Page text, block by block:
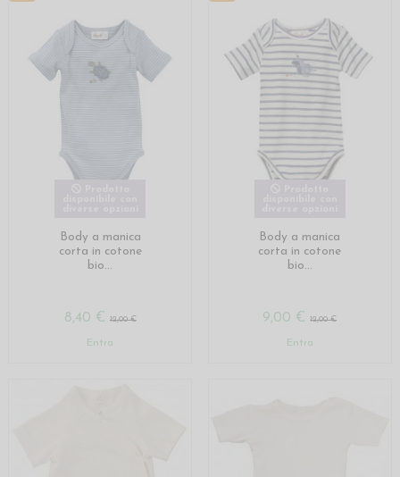
Body a manica
corta in cotone
bio...
8,40 € 12,00 €
Entra
Body a manica
corta in cotone
bio...
9,00 €12,00 €
Entra